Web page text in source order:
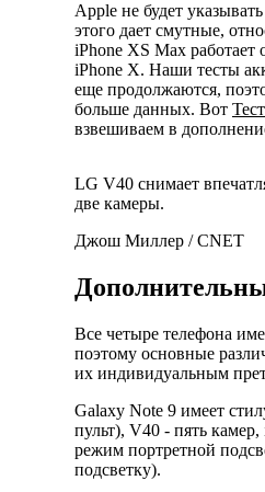
Apple не будет
этого дает смутные,
iPhone XS Max
iPhone X. Наши тесты
еще продолжаются,
больше данных. Вот
взвешиваем в
LG V40 снимает
две камеры.
Джош Миллер / CNET
Все четыре телефона
поэтому основные
их индивидуальным
Galaxy Note 9 имеет
пульт), V40 - пять
режим портретной
подсветку).